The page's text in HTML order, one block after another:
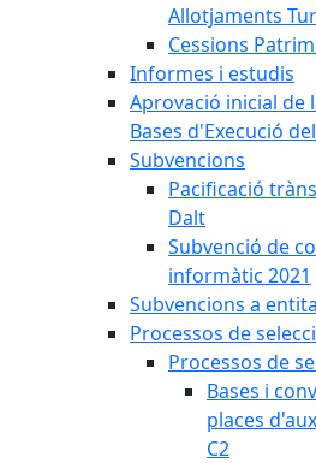
Allotjaments
Cessions
Informes i estudis
Aprovació inicial de
Bases d'Execució
Subvencions
Pacificació
Dalt
Subvenció de
informàtic 2021
Subvencions a
Processos de
Processos de
Bases i
places
C2